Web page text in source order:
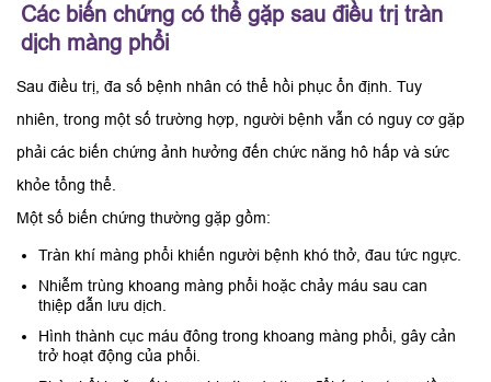
Các biến chứng có thể gặp sau điều trị tràn
dịch màng phổi
Sau điều trị, đa số bệnh nhân có thể hồi phục ổn định. Tuy
nhiên, trong một số trường hợp, người bệnh vẫn có nguy cơ gặp
phải các biến chứng ảnh hưởng đến chức năng hô hấp và sức
khỏe tổng thể.
Một số biến chứng thường gặp gồm:
Tràn khí màng phổi khiến người bệnh khó thở, đau tức ngực.
Nhiễm trùng khoang màng phổi hoặc chảy máu sau can
thiệp dẫn lưu dịch.
Hình thành cục máu đông trong khoang màng phổi, gây cản
trở hoạt động của phổi.